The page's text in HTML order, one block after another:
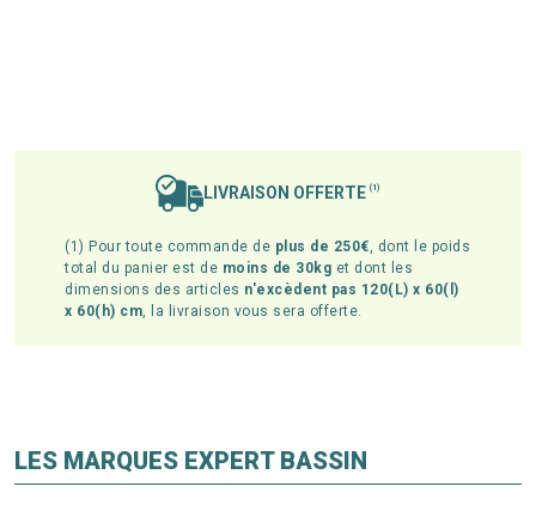
LIVRAISON OFFERTE (1)
(1) Pour toute commande de plus de 250€, dont le poids
total du panier est de moins de 30kg et dont les
dimensions des articles n'excèdent pas 120(L) x 60(l)
x 60(h) cm, la livraison vous sera offerte.
LES MARQUES EXPERT BASSIN